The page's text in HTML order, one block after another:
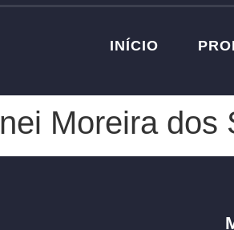
INÍCIO
Moreira dos